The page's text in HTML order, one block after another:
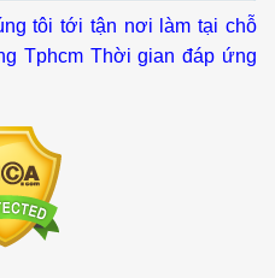
tôi tới tận nơi làm tại chỗ
Tphcm Thời gian đáp ứng